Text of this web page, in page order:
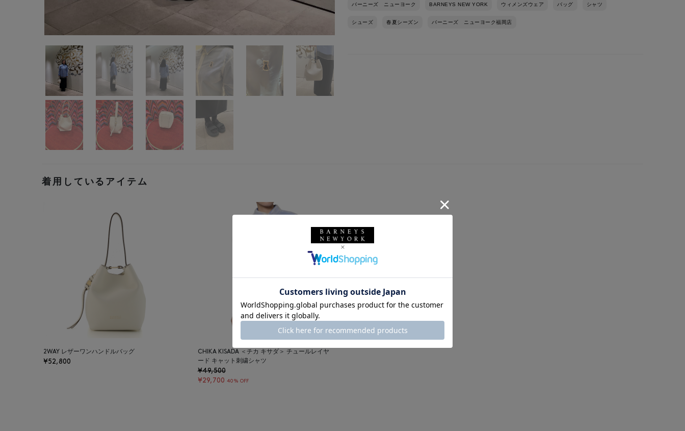
バーニーズ ニューヨーク BARNEYS NEW YORK ウィメンズウェア バッグ シャツ
シューズ 春夏シーズン バーニーズ ニューヨーク福岡店
着用しているアイテム
2WAY レザーワンハンドルバッグ
¥52,800
CHIKA KISADA ＜チカ キサダ＞ チュールレイヤ
ード キャット刺繍シャツ
¥49,500
¥29,700 40% OFF